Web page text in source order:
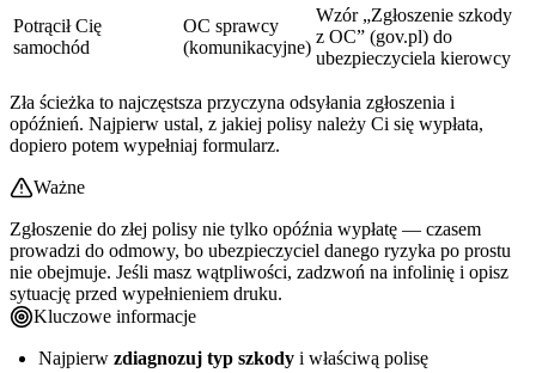
Potrącił Cię
samochód
OC sprawcy
(komunikacyjne)
Wzór „Zgłoszenie szkody
z OC” (gov.pl) do
ubezpieczyciela kierowcy
Zła ścieżka to najczęstsza przyczyna odsyłania zgłoszenia i
opóźnień. Najpierw ustal, z jakiej polisy należy Ci się wypłata,
dopiero potem wypełniaj formularz.
Ważne
Zgłoszenie do złej polisy nie tylko opóźnia wypłatę — czasem
prowadzi do odmowy, bo ubezpieczyciel danego ryzyka po prostu
nie obejmuje. Jeśli masz wątpliwości, zadzwoń na infolinię i opisz
sytuację przed wypełnieniem druku.
Kluczowe informacje
Najpierw zdiagnozuj typ szkody i właściwą polisę